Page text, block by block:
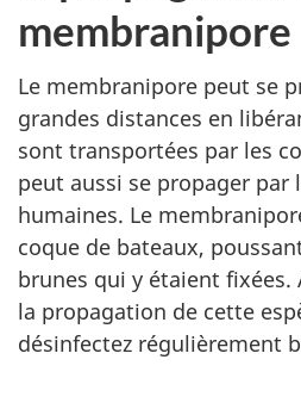
membranipore
Le membranipore peut se
grandes distances en
sont transportées par les
peut aussi se propager par
humaines. Le
coque de bateaux,
brunes qui y étaient
la propagation de cette
désinfectez régulièrement